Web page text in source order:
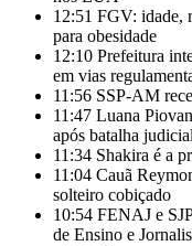
12:51 FGV: idade,
para obesidade
12:10 Prefeitura
em vias
11:56 SSP-AM
11:47 Luana
após batalha
11:34 Shakira é a
11:04 Cauã
solteiro cobiçado
10:54 FENAJ e
de Ensino e